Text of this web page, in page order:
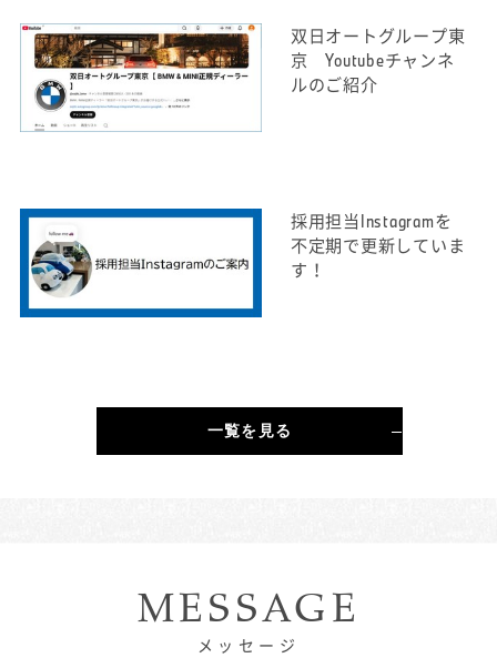
クリアするか考えているところですね。目標はこの
仕事の醍醐味でもありますが、苦しいときもありま
す。そんな厳しい時にご成約頂けるとうれしいです
ね、ほっとするといいますか。しかし、営業の仕事
は売ったら終わりではありません。本当の意味での
くサポートしたいといいますか、後悔されないよ
う、お一人お一人しっかりと向き合いたいと思って
ます。
店舗名:江東BMW
たからです。
MINIというブランドは、見た目のデザイン性や走行
性能だけではなく、モデルごとの個性や背景、細か
な機能、デザインのコンセプトなど、語れる魅力が
とても多くあります。そういった“表には見えにく
イルは、まさに私が理想としていた接客の形です。
お客さまのペースに合わせて「知る楽しさ」や「選
ぶワクワク感」を一緒に育てていくことができる部
分に、この仕事ならではの魅力とやりがいを感じて
おります。
だからこそ、「また来たい」と思っていただけるよ
うな空間づくりを今後も意識していきたいです。
店舗名:MINI亀有
職種:セールス・コンサルタント／プロダクト・ジー
双日オートグループ東
京 Youtubeチャンネ
ルのご紹介
採用担当Instagramを
不定期で更新していま
す！
一覧を見る
MESSAGE
メッセージ